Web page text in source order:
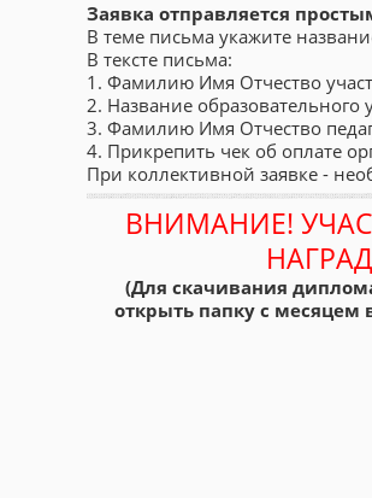
Заявка отправляется
В теме письма укажите
В тексте письма:
1. Фамилию Имя Отчество
2. Название образовательного
3. Фамилию Имя Отчество
4. Прикрепить чек об оплате
При коллективной заявке -
ВНИМАНИЕ!
(Для скачивания
открыть папку с